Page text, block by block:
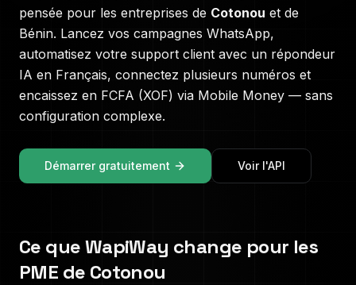
pensée pour les entreprises de Cotonou et de
Bénin. Lancez vos campagnes WhatsApp,
automatisez votre support client avec un répondeur
IA en Français, connectez plusieurs numéros et
encaissez en FCFA (XOF) via Mobile Money — sans
configuration complexe.
Démarrer gratuitement Voir l'API
Ce que WapiWay change pour les
PME de Cotonou